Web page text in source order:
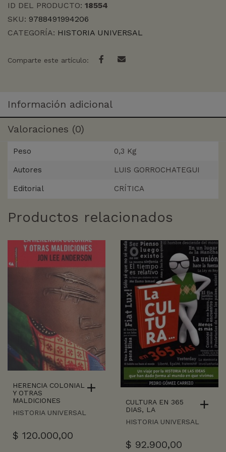
cantidad
ID DEL PRODUCTO: 18554
SKU: 9788491994206
CATEGORÍA: HISTORIA UNIVERSAL
Comparte este artículo:
Información adicional
Valoraciones (0)
Peso 0,3 Kg
Autores LUIS GORROCHATEGUI
Editorial CRÍTICA
Productos relacionados
HERENCIA COLONIAL
Y OTRAS
MALDICIONES
HISTORIA UNIVERSAL
$ 120.000,00
CULTURA EN 365
DIAS, LA
HISTORIA UNIVERSAL
$ 92.900,00